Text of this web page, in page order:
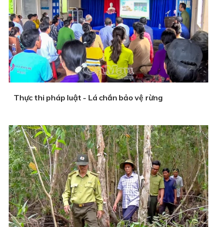
Thực thi pháp luật - Lá chắn bảo vệ rừng